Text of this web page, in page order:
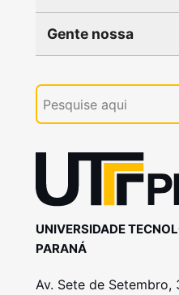
Gente nossa
UNIVERSIDADE
PARANÁ
Av. Sete de Setembro,